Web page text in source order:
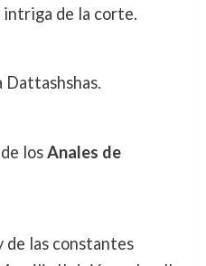
intriga de la corte.
Dattashshas.
losAnales de
de las constantes